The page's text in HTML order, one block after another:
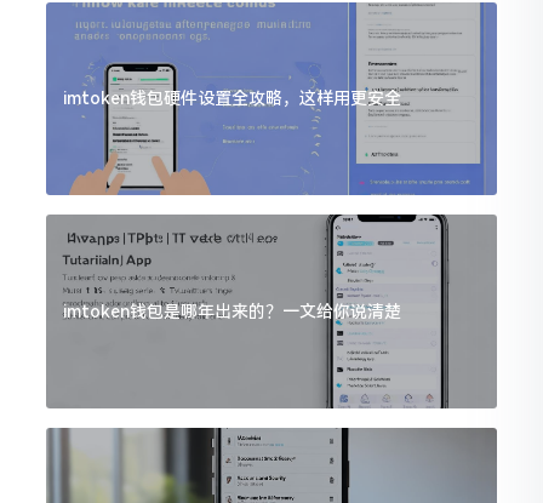
imtoken钱包硬件设置全攻略，这样用更安全
imtoken钱包是哪年出来的？一文给你说清楚